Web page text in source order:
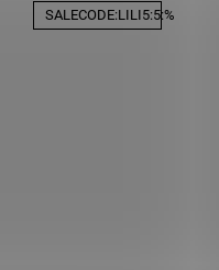
SALECODE:LILI5:5:%